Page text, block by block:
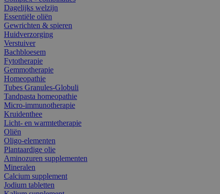
Dagelijks welzijn
Essentiële oliën
Gewrichten & spieren
Huidverzorging
Verstuiver
Bachbloesem
Fytotherapie
Gemmotherapie
Homeopathie
Tubes Granules-Globuli
Tandpasta homeopathie
Micro-immunotherapie
Kruidenthee
Licht- en warmtetherapie
Oliën
Oligo-elementen
Plantaardige olie
Aminozuren supplementen
Mineralen
Calcium supplement
Jodium tabletten